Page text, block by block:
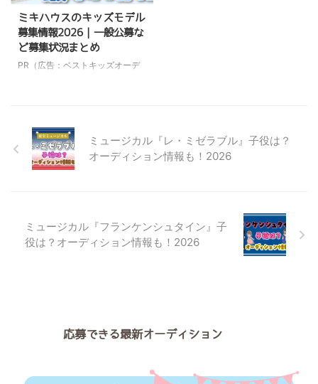
を知りたい」 子供服ブランド
『ムージョンジョン
(Moujonjon)』では、公式サイト
でキッズモデルを一般募集してい
る時期があります。 一般から選
ミキハウスのキッズモデル
募集情報2026｜一般公募な
ど募集状況まとめ
PR（広告：ベストキッズオーデ
キッズモデルをやってみたい」
「キッズモデル募集の最新情報や
事務所の情報を知りたい」 現
WEBモデルに選ばれているお子
さんは、キッズモデルの事務所に
登録しているお子さんの中からキ
ミュージカル『レ・ミゼラブル』子役は？
オーディション情報も！2026
ミュージカル『フランケンシュタイン』子
役は？オーディション情報も！2026
応募できる最新オーディション